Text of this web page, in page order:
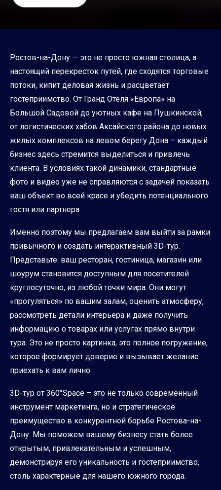
Ростов-на-Дону — это не просто южная столица, а
настоящий перекресток путей, где сходятся торговые
потоки, кипит деловая жизнь и расцветает
гостеприимство. От Гранд Отеля «Европа» на
Большой Садовой до уютных кафе на Пушкинской,
от логистических хабов Аксайского района до новых
жилых комплексов на левом берегу Дона – каждый
бизнес здесь стремится выделиться и привлечь
клиента. В условиях такой динамики, стандартные
фото и видео уже не справляются с задачей показать
ваш объект во всей красе и убедить потенциального
гостя или партнера.
Именно поэтому мы предлагаем вам выйти за рамки
привычного и создать интерактивный 3D-тур.
Представьте: ваш ресторан, гостиница, магазин или
шоурум становится доступным для посетителей
круглосуточно, из любой точки мира. Они могут
«прогуляться» по вашим залам, оценить атмосферу,
рассмотреть детали интерьера и даже получить
информацию о товарах или услугах прямо внутри
тура. Это не просто картинка, это полное погружение,
которое формирует доверие и вызывает желание
приехать к вам лично.
3D-тур от 360°Space – это не только современный
инструмент маркетинга, но и стратегическое
преимущество в конкурентной борьбе Ростова-на-
Дону. Мы поможем вашему бизнесу стать более
открытым, привлекательным и успешным,
демонстрируя его уникальность и гостеприимство,
столь характерные для нашего южного города.